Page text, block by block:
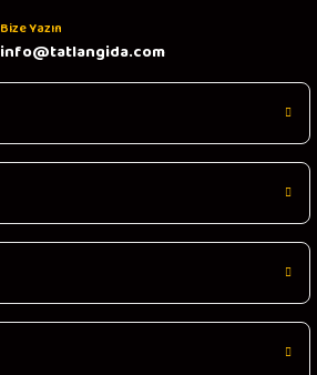
Bize Yazın
info@tatlangida.com